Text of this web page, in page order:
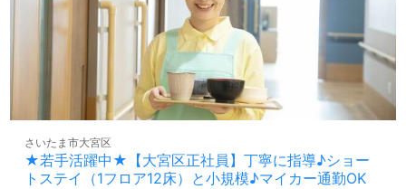
い合わせも遠慮なくお願いします。
全国の求人ご紹介！医療/福祉業界の正社員/パート求人探
しは【ウィルオブ介護】＊求人情報収集、将来的に検討の
LINE、メール、お電話などご希望に応じてお問い合わせ/ご
相談可能です。転職相談、求人紹介、年収交渉など完全無
料サービスをご利用いただけます。＜非公開求人も取扱い
あり！＞"転職支援"のプロと一緒に転職活動！お問い合わ
せお待ちしております。
★若手活躍中★【大宮区正社員】丁寧に指導♪ショー
トステイ（1フロア12床）と小規模♪マイカー通勤OK
さいたま市大宮区